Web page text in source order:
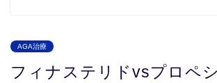
AGA治療
フィナステリドvsプロペ